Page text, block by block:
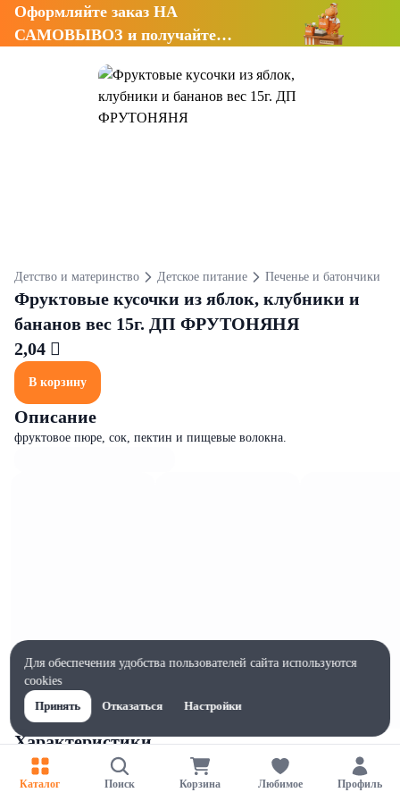
Оформляйте заказ НА
САМОВЫВОЗ и получайте
Детство и материнство Детское питание Печенье и батончики
Фруктовые кусочки из яблок, клубники и
бананов вес 15г. ДП ФРУТОНЯНЯ
2,04 
В корзину
Описание
фруктовое пюре, сок, пектин и пищевые волокна.
Характеристики
Жиры на 100г, г
0Каталог Поиск Корзина Любимое Профиль
Для обеспечения удобства пользователей сайта используются
cookies
Принять
Отказаться Настройки